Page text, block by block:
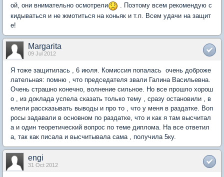
ой, они внимательно осмотрели
. Поэтому всем рекомендую с
кидываться и не жмотиться на коньяк и т.п. Всем удачи на защит
е!
Margarita
09 Jul 2012
Я тоже защитилась , 6 июля. Комиссия попалась очень доброже
лательная: помню , что председателя звали Галина Васильевна.
Очень страшно конечно, волнение сильное. Но все прошло хорош
о , из доклада успела сказать только тему , сразу остановили , в
елели рассказывать выводы и про то , что у меня в раздатке. Воп
росы задавали в основном по раздатке, что и как я там высчитал
а и один теоретический вопрос по теме диплома. На все ответил
а, так как писала и высчитывала сама , получила 5ку.
engi
31 Oct 2012